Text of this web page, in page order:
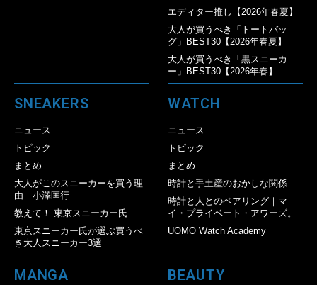
エディター推し【2026年春夏】
大人が買うべき「トートバッ
グ」BEST30【2026年春夏】
大人が買うべき「黒スニーカ
ー」BEST30【2026年春】
SNEAKERS
ニュース
トピック
まとめ
大人がこのスニーカーを買う理
由｜小澤匡行
教えて！ 東京スニーカー氏
東京スニーカー氏が選ぶ買うべ
き大人スニーカー3選
WATCH
ニュース
トピック
まとめ
時計と手土産のおかしな関係
時計と人とのペアリング｜マ
イ・プライベート・アワーズ。
UOMO Watch Academy
MANGA BEAUTY